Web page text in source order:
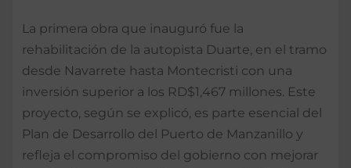
La primera obra que inauguró fue la
rehabilitación de la autopista Duarte, en el tramo
desde Navarrete hasta Montecristi con una
inversión superior a los RD$1,467 millones. Este
proyecto, según se explicó, es parte esencial del
Plan de Desarrollo del Puerto de Manzanillo y
refleja el compromiso del gobierno con mejorar